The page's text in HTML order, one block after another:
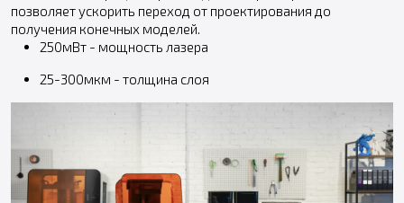
позволяет ускорить переход от проектирования до
получения конечных моделей.
250мВт - мощность лазера
25-300мкм - толщина слоя